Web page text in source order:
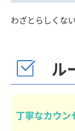
わざとらしくな
ル
丁寧なカウン